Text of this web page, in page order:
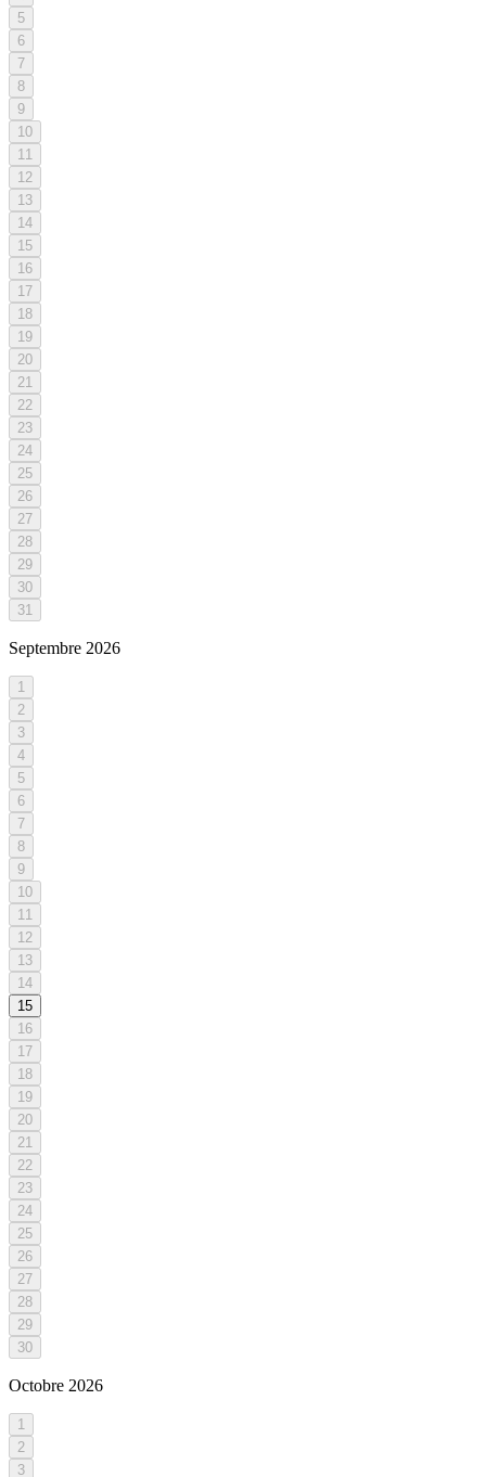
5
6
7
8
9
10
11
12
13
14
15
16
17
18
19
20
21
22
23
24
25
26
27
28
29
30
31
Septembre 2026
1
2
3
4
5
6
7
8
9
10
11
12
13
14
15
16
17
18
19
20
21
22
23
24
25
26
27
28
29
30
Octobre 2026
1
2
3